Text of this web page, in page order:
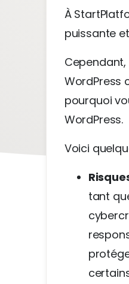
À
puissante
WordPress
pourquoi
WordPress.
Voici
tant